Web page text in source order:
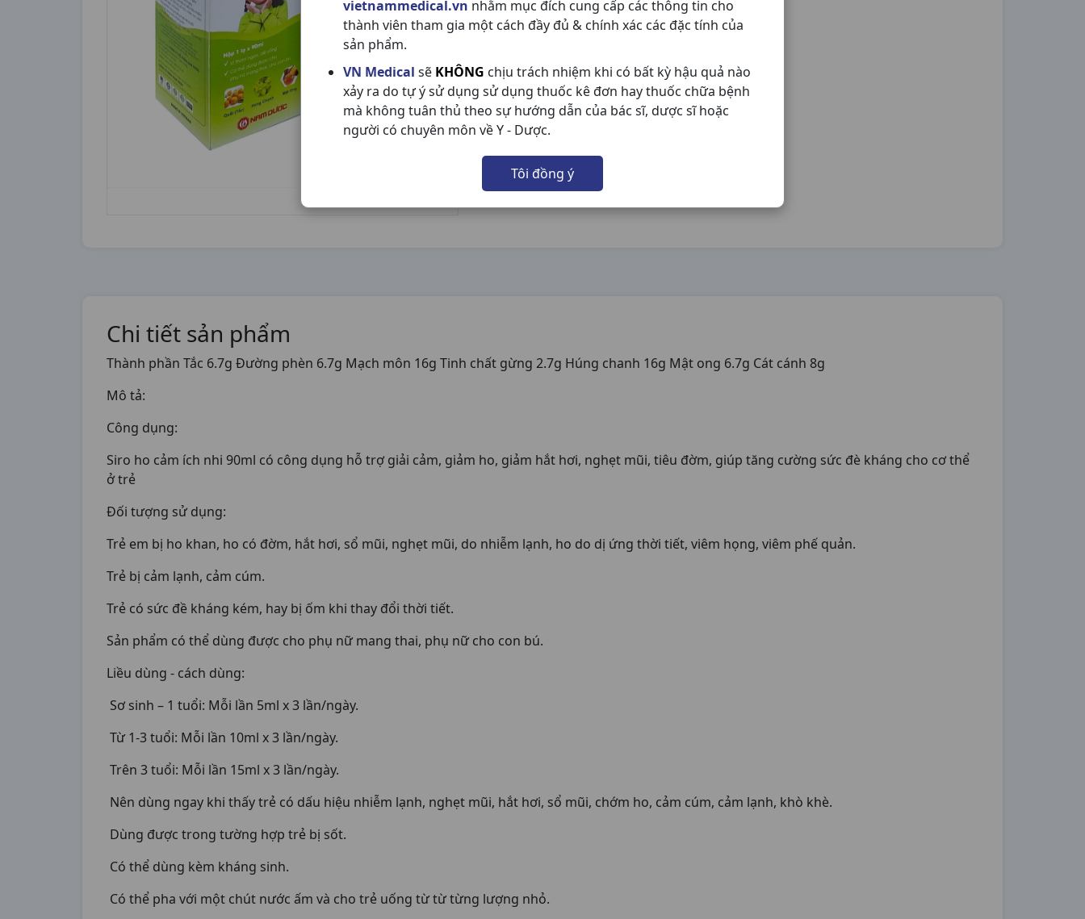
vietnammedical.vn nhằm mục đích cung cấp các thông tin cho
thành viên tham gia một cách đầy đủ & chính xác các đặc tính của
sản phẩm.
VN Medical sẽ KHÔNG chịu trách nhiệm khi có bất kỳ hậu quả nào
xảy ra do tự ý sử dụng sử dụng thuốc kê đơn hay thuốc chữa bệnh
mà không tuân thủ theo sự hướng dẫn của bác sĩ, dược sĩ hoặc
người có chuyên môn về Y - Dược.
Tôi đồng ý
Chi tiết sản phẩm
Thành phần Tắc 6.7g Đường phèn 6.7g Mạch môn 16g Tinh chất gừng 2.7g Húng chanh 16g Mật ong 6.7g Cát cánh 8g
Mô tả:
Công dụng:
Siro ho cảm ích nhi 90ml có công dụng hỗ trợ giải cảm, giảm ho, giảm hắt hơi, nghẹt mũi, tiêu đờm, giúp tăng cường sức đè kháng cho cơ thể
ở trẻ
Đối tượng sử dụng:
Trẻ em bị ho khan, ho có đờm, hắt hơi, sổ mũi, nghẹt mũi, do nhiễm lạnh, ho do dị ứng thời tiết, viêm họng, viêm phế quản.
Trẻ bị cảm lạnh, cảm cúm.
Trẻ có sức đề kháng kém, hay bị ốm khi thay đổi thời tiết.
Sản phẩm có thể dùng được cho phụ nữ mang thai, phụ nữ cho con bú.
Liều dùng - cách dùng:
Sơ sinh – 1 tuổi: Mỗi lần 5ml x 3 lần/ngày.
Từ 1-3 tuổi: Mỗi lần 10ml x 3 lần/ngày.
Trên 3 tuổi: Mỗi lần 15ml x 3 lần/ngày.
Nên dùng ngay khi thấy trẻ có dấu hiệu nhiễm lạnh, nghẹt mũi, hắt hơi, sổ mũi, chớm ho, cảm cúm, cảm lạnh, khò khè.
Dùng được trong tường hợp trẻ bị sốt.
Có thể dùng kèm kháng sinh.
Có thể pha với một chút nước ấm và cho trẻ uống từ từ từng lượng nhỏ.